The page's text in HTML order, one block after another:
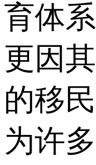
育体
更因
的移
为许